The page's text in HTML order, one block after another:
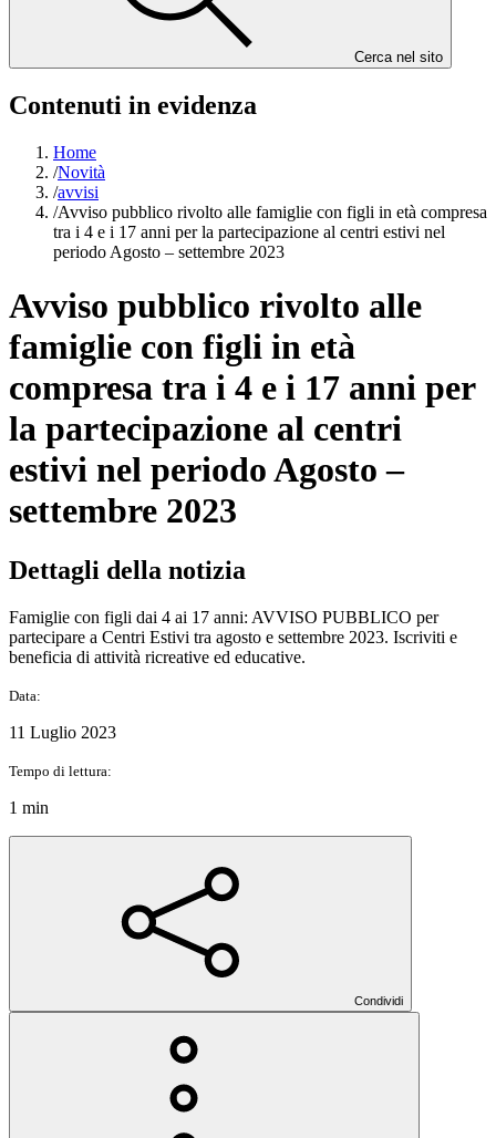
Cerca nel sito
Contenuti in evidenza
Home
/Novità
/avvisi
/Avviso pubblico rivolto alle famiglie con figli in età compresa
tra i 4 e i 17 anni per la partecipazione al centri estivi nel
periodo Agosto – settembre 2023
Avviso pubblico rivolto alle
famiglie con figli in età
compresa tra i 4 e i 17 anni per
la partecipazione al centri
estivi nel periodo Agosto –
settembre 2023
Dettagli della notizia
Famiglie con figli dai 4 ai 17 anni: AVVISO PUBBLICO per
partecipare a Centri Estivi tra agosto e settembre 2023. Iscriviti e
beneficia di attività ricreative ed educative.
Data:
11 Luglio 2023
Tempo di lettura:
1 min
Condividi